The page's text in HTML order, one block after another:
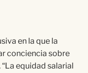
en la que la
conciencia sobre
equidad salarial